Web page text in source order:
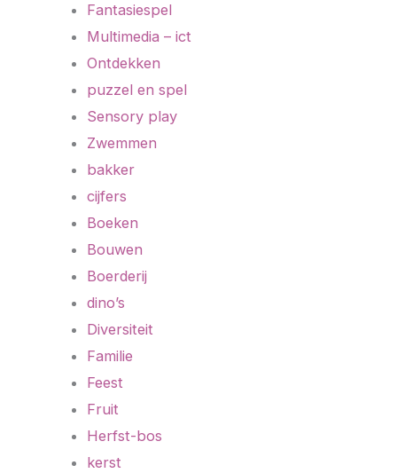
Fantasiespel
Multimedia – ict
Ontdekken
puzzel en spel
Sensory play
Zwemmen
bakker
cijfers
Boeken
Bouwen
Boerderij
dino’s
Diversiteit
Familie
Feest
Fruit
Herfst-bos
kerst